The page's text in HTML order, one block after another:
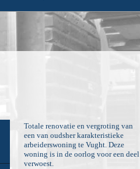
Totale renovatie en vergroting van
een van oudsher karakteristieke
arbeiderswoning te Vught. Deze
woning is in de oorlog voor een deel
verwoest.